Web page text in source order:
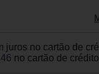
juros no cartão de
no cartão de crédito